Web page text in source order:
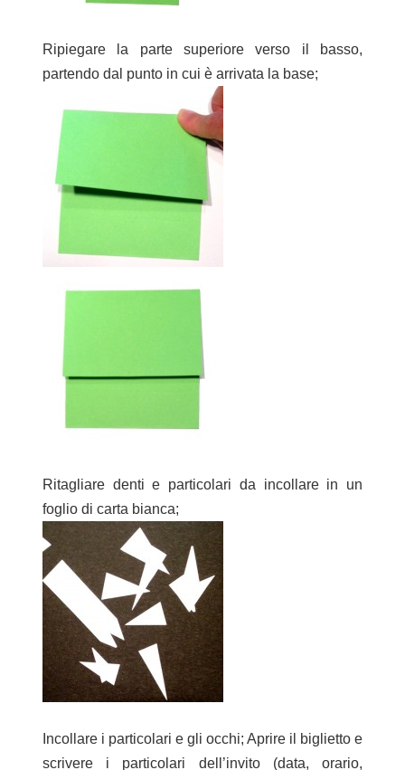
Ripiegare la parte superiore verso il basso,
partendo dal punto in cui è arrivata la base;
Ritagliare denti e particolari da incollare in un
foglio di carta bianca;
Incollare i particolari e gli occhi; Aprire il biglietto e
scrivere i particolari dell’invito (data, orario,